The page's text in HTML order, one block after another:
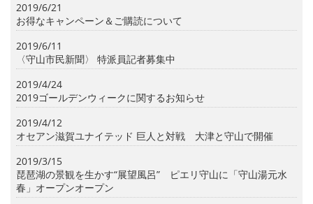
2019/6/21
お得なキャンペーン＆ご購読について
2019/6/11
〈守山市民新聞〉 特派員記者募集中
2019/4/24
2019ゴールデンウィークに関するお知らせ
2019/4/12
オセアン滋賀ユナイテッド 巨人と対戦 大津と守山で開催
2019/3/15
琵琶湖の景観を生かす“展望風呂” ピエリ守山に「守山湯元水
春」オープンオープン